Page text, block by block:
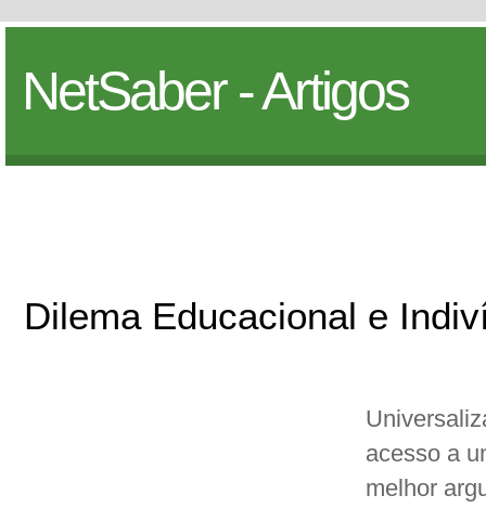
NetSaber - Artigos
Dilema Educacional e
acesso a
melhor